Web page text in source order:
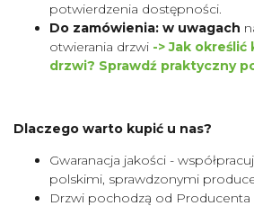
potwierdzenia dostępności.
Do zamówienia: w uwagach
otwierania drzwi -> Jak
drzwi? Sprawdź praktyczny
Dlaczego warto kupić u nas?
Gwaranacja jakości -
polskimi, sprawdzonymi
Drzwi pochodzą od Producenta